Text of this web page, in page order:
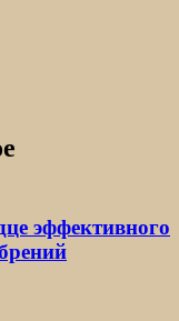
эффективного